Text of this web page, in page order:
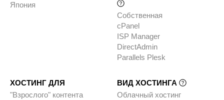
Япония
Собственная
cPanel
ISP Manager
DirectAdmin
Parallels Plesk
ХОСТИНГ ДЛЯ
"Взрослого" контента
ВИД ХОСТИНГА
Облачный хостинг